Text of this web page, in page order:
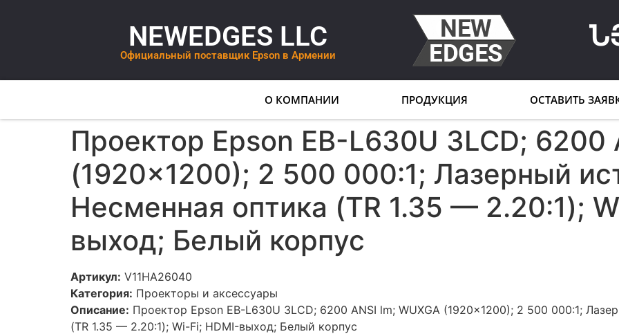
NEWEDGES LLC
Официальный поставщик Epson в Армении
О КОМПАНИИ ПРОДУКЦИЯ ОСТАВИТЬ
Проектор Epson EB-L630U 3LCD; 6200
(1920×1200); 2 500 000:1; Лазерный
Несменная оптика (TR 1.35 — 2.20:1);
выход; Белый корпус
Артикул: V11HA26040
Категория: Проекторы и аксессуары
Описание: Проектор Epson EB-L630U 3LCD; 6200 ANSI lm; WUXGA (1920×1200); 2 500 000:1;
(TR 1.35 — 2.20:1); Wi-Fi; HDMI-выход; Белый корпус